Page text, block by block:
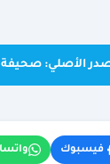
الأصلي: صحيفة
فيسبوك